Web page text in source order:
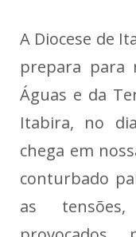
A Diocese de
prepara para
Águas e da
Itabira, no
chega em
conturbado
as